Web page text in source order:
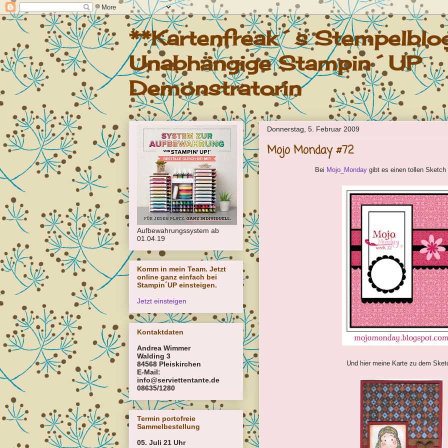
**Kartenfreak´s
Unabhängige Stampin´UP
Demonstratorin
Donnerstag, 5. Februar 2009
Mojo Monday #72
Bei Mojo_Mondaygibt es einen tollen Sketch
Und hier meine Karte zu dem
Aufbewahrungssystem ab
01.04.19
Komm in mein Team. Jetzt
online ganz einfach bei
Stampin´UP einsteigen.
Jetzt einsteigen
Kontaktdaten
Andrea Wimmer
Walding 3
84568 Pleiskirchen
E-Mail:
info@serviettentante.de
08635/1280
Termin portofreie
Sammelbestellung
05. Juli 21 Uhr